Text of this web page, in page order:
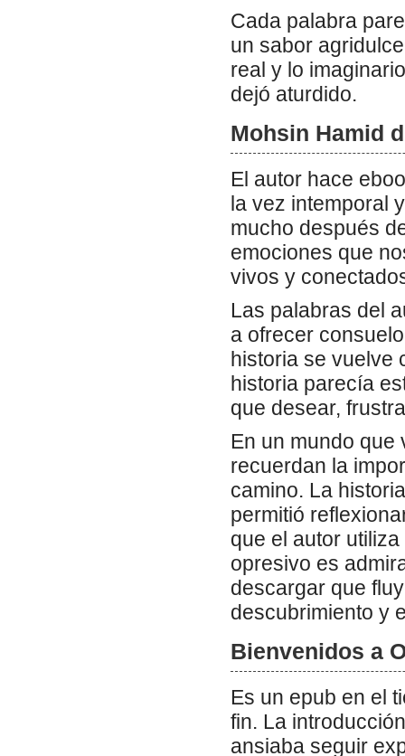
Cada palabra
un sabor
real y lo
dejó aturdido.
Mohsin Hamid
El autor hace
la vez intemporal
mucho después
emociones que
vivos y
Las palabras del
a ofrecer
historia se vuelve
historia parecía
que desear,
En un mundo que
recuerdan la
camino. La
permitió
que el autor
opresivo es
descargar que
descubrimiento y
Bienvenidos a
Es un epub en el
fin. La
ansiaba seguir